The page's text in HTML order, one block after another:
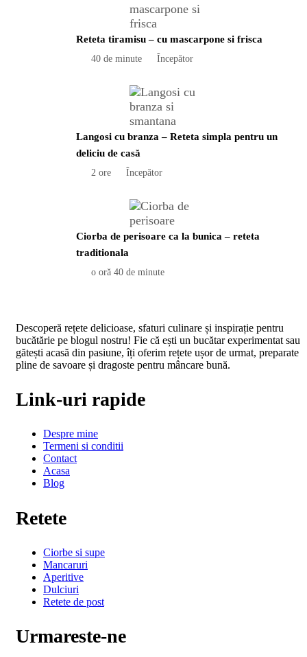
Reteta tiramisu – cu mascarpone si frisca
40 de minute Începător
Langosi cu branza – Reteta simpla pentru un
deliciu de casă
2 ore Începător
Ciorba de perisoare ca la bunica – reteta
traditionala
o oră 40 de minute
Descoperă rețete delicioase, sfaturi culinare și inspirație pentru
bucătărie pe blogul nostru! Fie că ești un bucătar experimentat sau
gătești acasă din pasiune, îți oferim rețete ușor de urmat, preparate
pline de savoare și dragoste pentru mâncare bună.
Link-uri rapide
Despre mine
Termeni si conditii
Contact
Acasa
Blog
Retete
Ciorbe si supe
Mancaruri
Aperitive
Dulciuri
Retete de post
Urmareste-ne